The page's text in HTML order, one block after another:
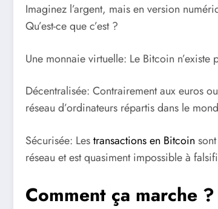
Imaginez l’argent, mais en version
Qu’est-ce que c’est ?
Une monnaie virtuelle: Le Bitcoin
Décentralisée: Contrairement aux euros
réseau d’ordinateurs répartis dans le
Sécurisée: Lestransactions en Bitcoin
réseau et est quasiment impossible à
Comment ça marche ?